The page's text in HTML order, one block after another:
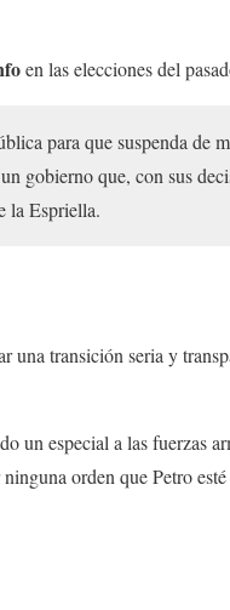
en las elecciones del
para que suspenda de
gobierno que, con sus
la Espriella.
una transición seria y
un especial a las fuerzas
orden que Petro